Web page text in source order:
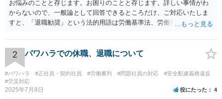
お悩みのことと存じます。お困りのことと存じます。詳しい事情がわ
からないので、一般論として回答できるところだけ、ご対応いたしま
すと、「退職勧奨」という法的用語は労働基準法、労働契約法上は存
職を求めただけではなく、本人が退職を明確に拒否しているにもかか
わらず、その後でも執拗に退職を強く求めることです。 職場のパワー
ハラスメントとは、同じ職場で働く者に対し、職務上の地位や人間関
係などの職場内の優位性を背景に、業務の適正な範囲を超えて、精神
的・身体的苦痛を与える又は職場環境を悪化させる行為をいいます。
パワハラの事案は、証拠などをもとにしながら、直接具体的なお話を
2 パワハラでの休職、退職について
#パワハラ #正社員・契約社員 #労働審判 #問題社員の対応
#安全配慮義務違反
#労災対応
2025年7月8日 役にたった 4